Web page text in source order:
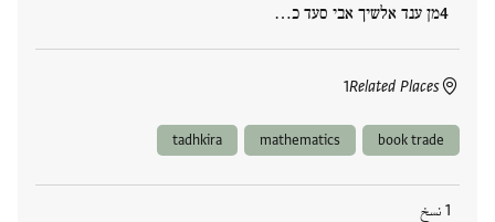
מן ענד אלשיך אבי סעד כ…
Related Places
1
book trade
mathematics
tadhkira
1 نسخ